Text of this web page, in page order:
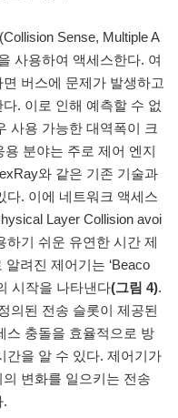
Sense, Multiple A
사용하여 액세스한다. 여
버스에 문제가 발생하고
. 이로 인해 예측할 수 없
사용 가능한 대역폭이 크
분야는 주로 제어 엔지
와 같은 기존 기술과
다. 이에 네트워크 액세스
Layer Collision avoi
하기 쉬운 유연한 시간 제
알려진 제어기는 ‘Beaco
시작을 나타낸다(그림 4).
의된 전송 슬롯이 제공된
스 충돌을 효율적으로 방
간을 알 수 있다. 제어기가
변화를 일으키는 전송
.